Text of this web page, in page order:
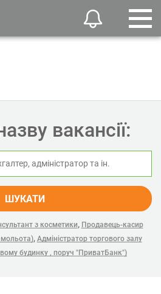
вакансії:
ШУКАТИ
з косметики, Продавець-касир
, Адміністратор торгового залу
будинку , поруч "ПриватБанк")